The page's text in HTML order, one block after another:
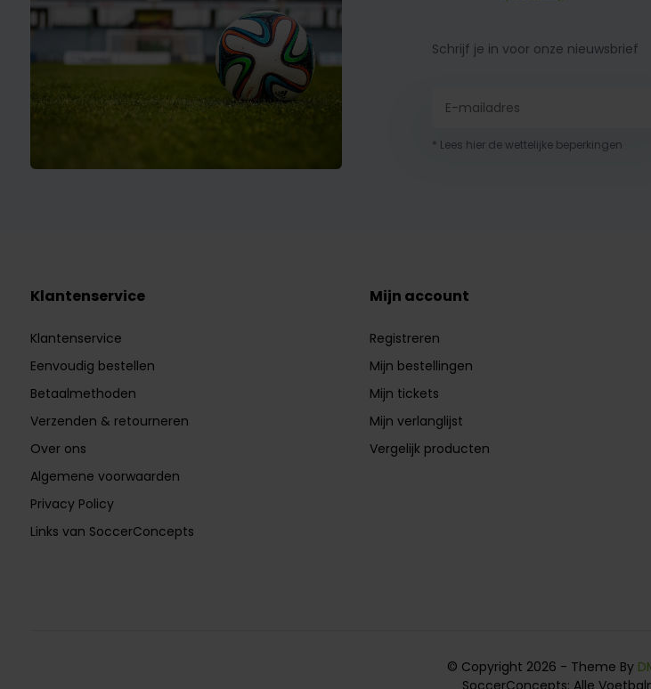
Schrijf je in voor onze nieuwsbrief
* Lees hier de wettelijke beperkingen
Klantenservice
Klantenservice
Eenvoudig bestellen
Betaalmethoden
Verzenden & retourneren
Over ons
Algemene voorwaarden
Privacy Policy
Links van SoccerConcepts
Mijn account
Registreren
Mijn bestellingen
Mijn tickets
Mijn verlanglijst
Vergelijk producten
© Copyright 2026 - Theme By
SoccerConcepts: Alle